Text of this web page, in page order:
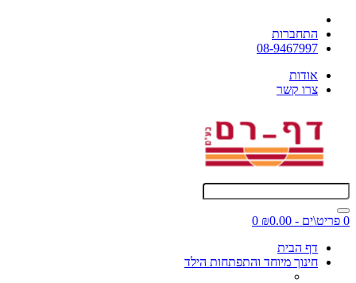
התחברות
08-9467997
אודות
צרו קשר
0 פריט\ים - ₪0.00
0
דף הבית
חינוך מיוחד והתפתחות הילד